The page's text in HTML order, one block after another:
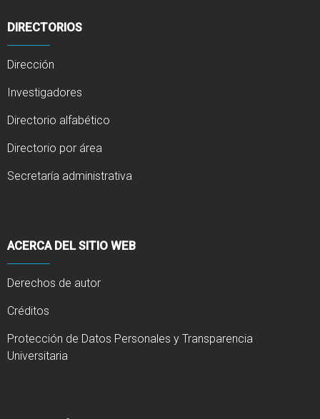
DIRECTORIOS
Dirección
Investigadores
Directorio alfabético
Directorio por área
Secretaría administrativa
ACERCA DEL SITIO WEB
Derechos de autor
Créditos
Protección de Datos Personales y Transparencia
Universitaria